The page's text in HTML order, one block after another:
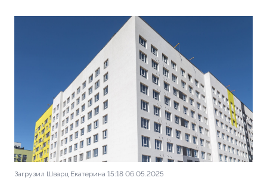
Загрузил Шварц Екатерина 15:18 06.05.2025